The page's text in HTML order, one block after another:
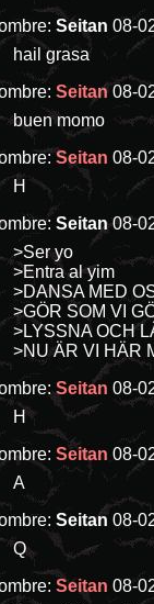
Seitan 08-
hail grasa
Seitan 08-
buen momo
Seitan 08-
H
Seitan 08-
>Ser yo
>Entra al yim
>DANSA MED
>GÖR SOM VI
>LYSSNA OCH
>NU ÄR VI HÄR
Seitan 08-
H
Seitan 08-
A
Seitan 08-
Q
Seitan 08-